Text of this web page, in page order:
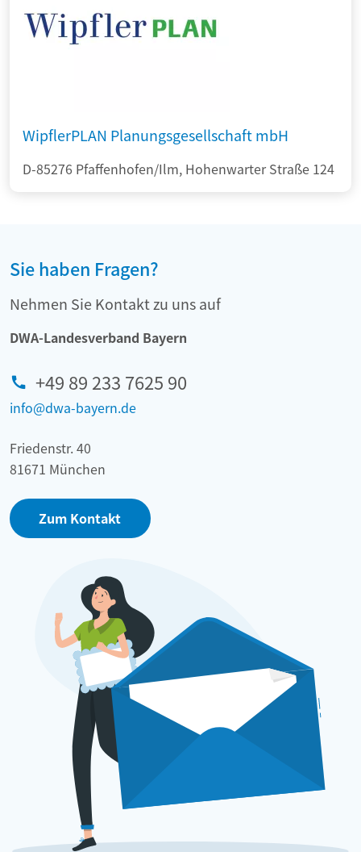
WipflerPLAN Planungsgesellschaft mbH
D-85276 Pfaffenhofen/Ilm, Hohenwarter Straße 124
Sie haben Fragen?
Nehmen Sie Kontakt zu uns auf
DWA-Landesverband Bayern
+49 89 233 7625 90
info@dwa-bayern.de
Friedenstr. 40
81671 München
Zum Kontakt